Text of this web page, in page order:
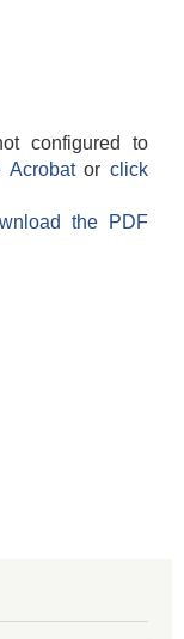
configured to
Acrobatorclick
the PDF